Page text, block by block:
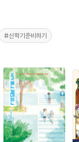
#신학기준비하기